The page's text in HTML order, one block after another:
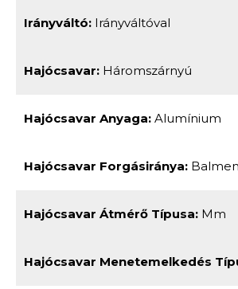
Irányváltó: Irányváltóval
Hajócsavar: Háromszárnyú
Hajócsavar Anyaga: Alumínium
Hajócsavar Forgásiránya:
Hajócsavar Átmérő Típusa: Mm
Hajócsavar Menetemelkedés